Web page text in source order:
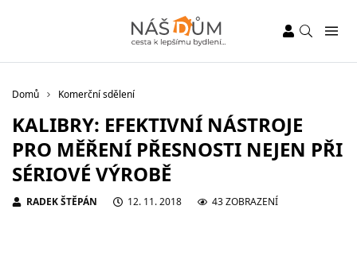
Domů Komerční sdělení
KALIBRY: EFEKTIVNÍ NÁSTROJE
PRO MĚŘENÍ PŘESNOSTI NEJEN PŘI
SÉRIOVÉ VÝROBĚ
RADEK ŠTĚPÁN 12. 11. 2018 43 ZOBRAZENÍ